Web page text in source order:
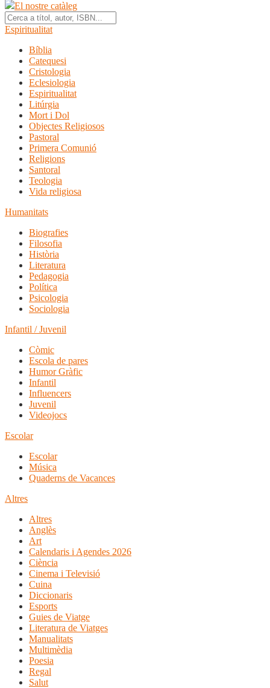
El nostre catàleg
Espiritualitat
Bíblia
Catequesi
Cristologia
Eclesiologia
Espiritualitat
Litúrgia
Mort i Dol
Objectes Religiosos
Pastoral
Primera Comunió
Religions
Santoral
Teologia
Vida religiosa
Humanitats
Biografies
Filosofia
Història
Literatura
Pedagogia
Política
Psicologia
Sociologia
Infantil / Juvenil
Còmic
Escola de pares
Humor Gràfic
Infantil
Influencers
Juvenil
Videojocs
Escolar
Escolar
Música
Quaderns de Vacances
Altres
Altres
Anglès
Art
Calendaris i Agendes 2026
Ciència
Cinema i Televisió
Cuina
Diccionaris
Esports
Guies de Viatge
Literatura de Viatges
Manualitats
Multimèdia
Poesia
Regal
Salut